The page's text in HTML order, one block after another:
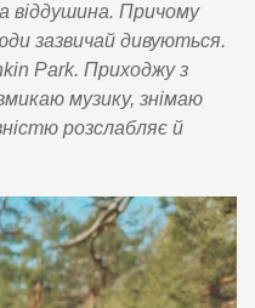
віддушина. Причому
зазвичай дивуються.
Park. Приходжу з
музику, знімаю
розслабляє й